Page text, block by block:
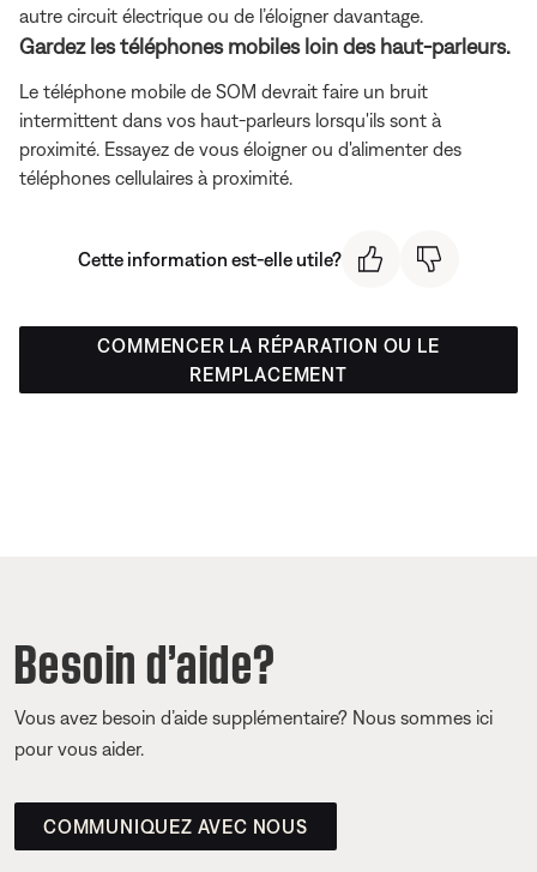
autre circuit électrique ou de l’éloigner davantage.
Gardez les téléphones mobiles loin des haut-parleurs.
Le téléphone mobile de SOM devrait faire un bruit
intermittent dans vos haut-parleurs lorsqu'ils sont à
proximité. Essayez de vous éloigner ou d'alimenter des
téléphones cellulaires à proximité.
Cette information est-elle utile?
COMMENCER LA RÉPARATION OU LE
REMPLACEMENT
Besoin d’aide?
Vous avez besoin d’aide supplémentaire? Nous sommes ici
pour vous aider.
COMMUNIQUEZ AVEC NOUS